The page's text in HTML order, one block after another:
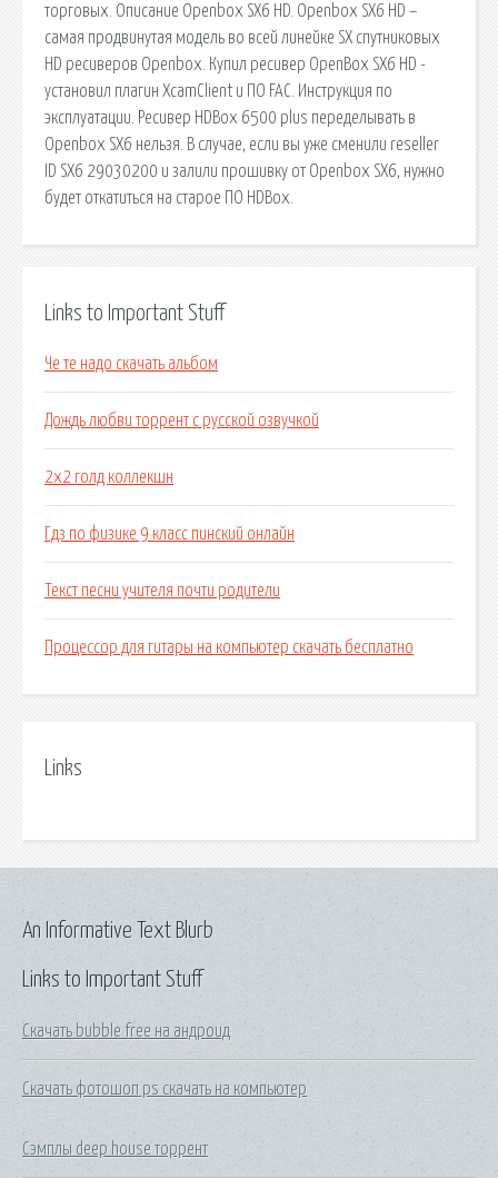
торговых. Описание Openbox SX6 HD. Openbox SX6 HD –
самая продвинутая модель во всей линейке SX спутниковых
HD ресиверов Openbox. Купил ресивер OpenBox SX6 HD -
установил плагин XcamClient и ПО FAC. Инструкция по
эксплуатации. Ресивер HDBox 6500 plus переделывать в
Openbox SX6 нельзя. В случае, если вы уже сменили reseller
ID SX6 29030200 и залили прошивку от Openbox SX6, нужно
будет откатиться на старое ПО HDBox.
Links to Important Stuff
Че те надо скачать альбом
Дождь любви торрент с русской озвучкой
2х2 голд коллекшн
Гдз по физике 9 класс пинский онлайн
Текст песни учителя почти родители
Процессор для гитары на компьютер скачать бесплатно
Links
Links to Important Stuff
Скачать bubble free на андроид
Скачать фотошоп ps скачать на компьютер
Сэмплы deep house торрент
An Informative Text Blurb